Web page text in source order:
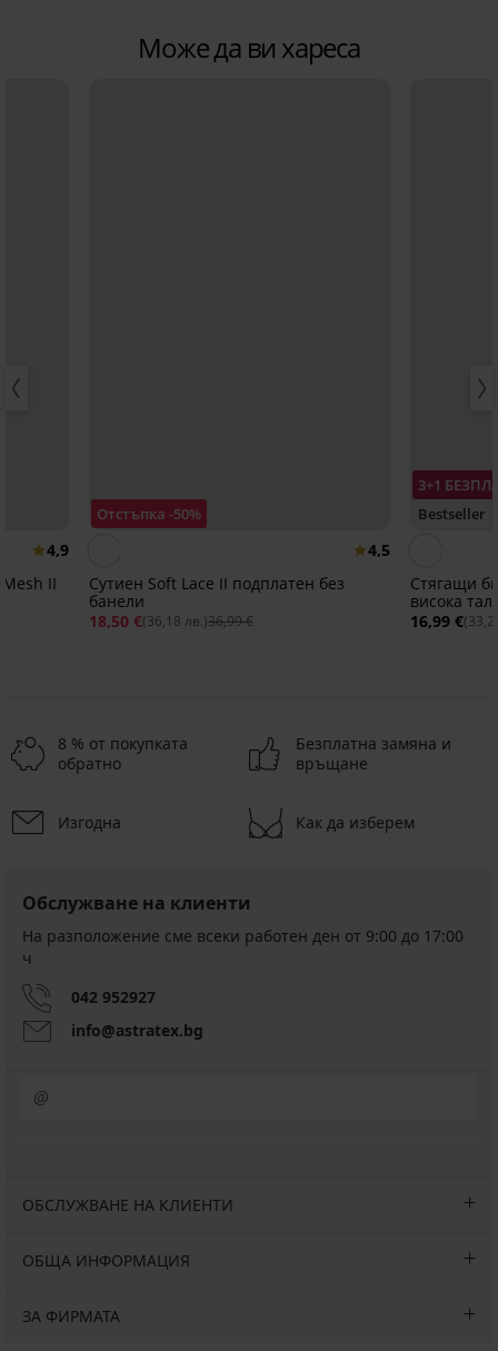
Може да ви хареса
4,9
II
Отстъпка -50%
4,5
Сутиен Soft Lace II подплатен без
банели
18,50 €(36,18 лв.)36,99 €
3+1
Bestseller
Стягащи
висока
16,99 €
8 % от покупката
обратно
Безплатна замяна и
връщане
Изгодна Как да изберем
Обслужване на клиенти
На разположение сме всеки работен ден от 9:00 до 17:00
ч
042 952927
info@astratex.bg
ОБСЛУЖВАНЕ НА КЛИЕНТИ
ОБЩА ИНФОРМАЦИЯ
ЗА ФИРМАТА